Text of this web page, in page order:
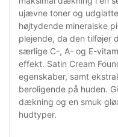
ujævne toner og
højtydende mineralske
plejende, da den tilføjer
særlige C-, A- og E-
effekt. Satin Cream
egenskaber, samt
beroligende på huden.
dækning og en smuk
hudtyper.